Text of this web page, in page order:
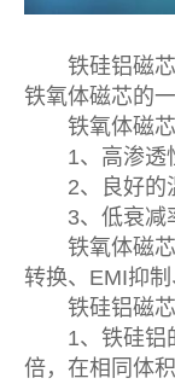
铁硅铝磁芯
铁氧体磁芯的一
铁氧体磁芯
1、高渗透
2、良好的温
3、低衰减
铁氧体磁芯
转换、EMI抑
铁硅铝磁芯
1、铁硅铝的
倍，在相同体